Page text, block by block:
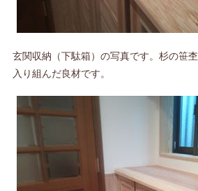
玄関収納（下駄箱）の写真です。杉の笹
入り組んだ良材です。